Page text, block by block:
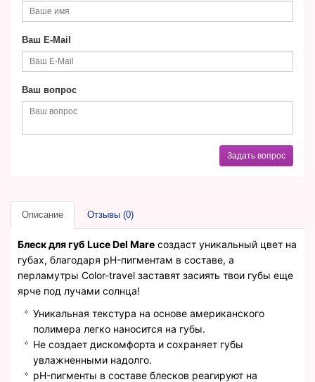
Ваш E-Mail
Ваш вопрос
Задать вопрос
Описание Отзывы (0)
Блеск для губ Luce Del Mare создаcт уникальный цвет на
губах, благодаря pH-пигментам в составе, а
перламутры Color-travel заставят засиять твои губы еще
ярче под лучами солнца!
Уникальная текстура на основе американского
полимера легко наносится на губы.
Не создает дискомфорта и сохраняет губы
увлажненными надолго.
pH-пигменты в составе блесков реагируют на